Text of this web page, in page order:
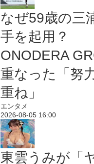
なぜ59歳の三
手を起用？
ONODERA
重なった「努
重ね」
エンタメ
2026-08-05 16:00
東雲うみが「